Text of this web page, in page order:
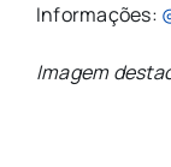
Informações:
Imagem